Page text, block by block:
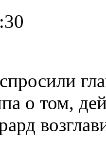
о том,